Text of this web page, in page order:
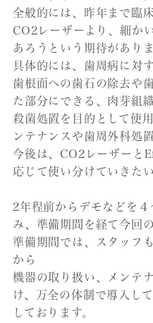
全般的には、昨年まで臨
CO2レーザーより、細か
あろうという期待がありま
具体的には、歯周病に対
歯根面への歯石の除去や
た部分にできる、肉芽組
殺菌処置を目的として使
ンテナンスや歯周外科処
今後は、CO2レーザーと
応じて使い分けていきた
2年程前からデモなどを
み、準備期間を経て今回
準備期間では、スタッフ
から
機器の取り扱い、メンテ
け、万全の体制で導入して
しております。